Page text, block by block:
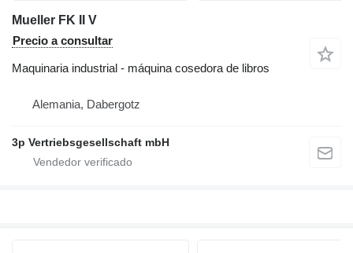
Mueller FK II V
Precio a consultar
Maquinaria industrial - máquina cosedora de libros
Alemania, Dabergotz
3p Vertriebsgesellschaft mbH